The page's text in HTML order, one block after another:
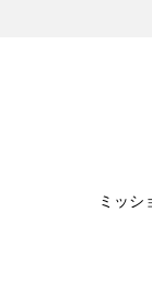
ミッシ